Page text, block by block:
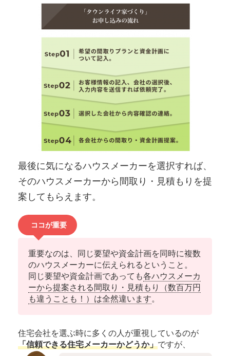
最後に気になるハウスメーカーを選択すれば、
そのハウスメーカーから間取り・見積もりを提
案してもらえます。
ココが重要
重要なのは、同じ要望や資金計画を同時に複数
のハウスメーカーに伝えられるということ。
同じ要望や資金計画であっても各ハウスメーカ
ーから提案される間取り・見積もり（数百万円
も違うことも！）は全然違います。
住宅会社を選ぶ時に多くの人が重視しているのが
「信頼できる住宅メーカーかどうか」ですが、